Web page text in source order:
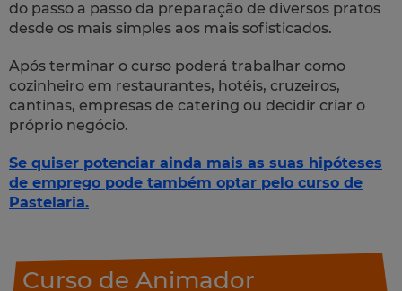
do passo a passo da preparação de diversos pratos
desde os mais simples aos mais sofisticados.
Após terminar o curso poderá trabalhar como
cozinheiro em restaurantes, hotéis, cruzeiros,
cantinas, empresas de catering ou decidir criar o
próprio negócio.
Se quiser potenciar ainda mais as suas hipóteses
de emprego pode também optar pelo curso de
Pastelaria.
Curso de Animador